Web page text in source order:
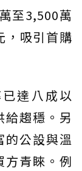
至3,500萬
，吸引首購
達八成以
趨穩。另
公設與溫
方青睞。例